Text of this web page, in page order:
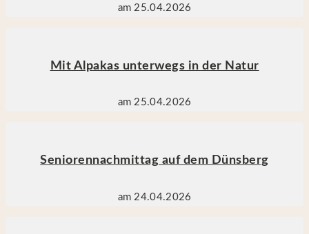
am 25.04.2026
Mit Alpakas unterwegs in der Natur
am 25.04.2026
Seniorennachmittag auf dem Dünsberg
am 24.04.2026